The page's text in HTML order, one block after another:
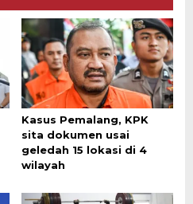
Kasus Pemalang, KPK
sita dokumen usai
geledah 15 lokasi di 4
wilayah